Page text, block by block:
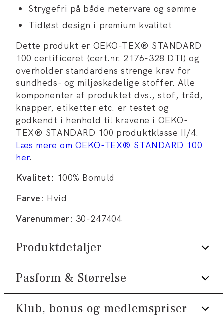
Strygefri på både metervare og sømme
Tidløst design i premium kvalitet
Dette produkt er OEKO-TEX® STANDARD
100 certificeret (cert.nr. 2176-328 DTI) og
overholder standardens strenge krav for
sundheds- og miljøskadelige stoffer. Alle
komponenter af produktet dvs., stof, tråd,
knapper, etiketter etc. er testet og
godkendt i henhold til kravene i OEKO-
TEX® STANDARD 100 produktklasse II/4.
Læs mere om OEKO-TEX® STANDARD 100
her.
Kvalitet: 100% Bomuld
Farve: Hvid
Varenummer: 30-247404
Produktdetaljer
Certificeret med OEKO-TEX®
Fremstillet i 100% bomuld.
Pasform & Størrelse
Fit:Modern fit
Klub, bonus og medlemspriser